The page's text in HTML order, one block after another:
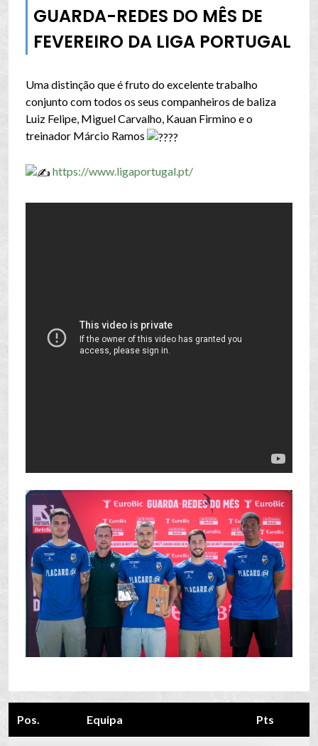
GUARDA-REDES DO MÊS DE
FEVEREIRO DA LIGA PORTUGAL
Uma distinção que é fruto do excelente trabalho
conjunto com todos os seus companheiros de baliza
Luiz Felipe, Miguel Carvalho, Kauan Firmino e o
treinador Márcio Ramos
https://www.ligaportugal.pt/
Pos. Equipa Pts